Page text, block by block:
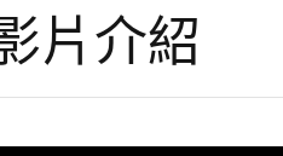
片介紹